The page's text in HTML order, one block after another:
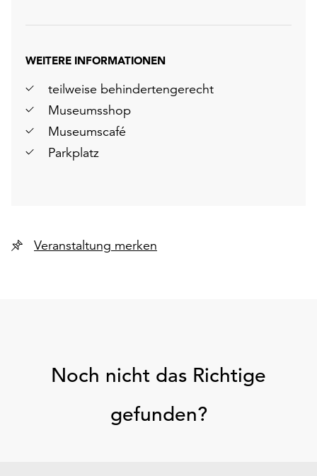
WEITERE INFORMATIONEN
teilweise behindertengerecht
Museumsshop
Museumscafé
Parkplatz
Veranstaltung merken
Noch nicht das Richtige
gefunden?